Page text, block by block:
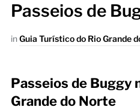
Passeios de
inGuia Turístico do Rio Grande
Passeios de Buggy
Grande do Norte